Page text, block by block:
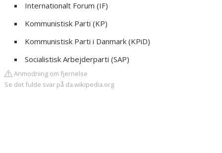
Internationalt Forum (IF)
Kommunistisk Parti (KP)
Kommunistisk Parti i Danmark (KPiD)
Socialistisk Arbejderparti (SAP)
Anmodning om fjernelse
Se det fulde svar på da.wikipedia.org